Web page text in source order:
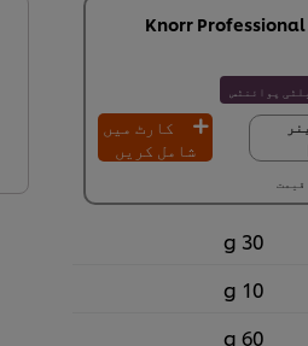
Knorr Professional
پوائنٹس
کارٹ میں
شامل کریں
30 g
10 g
60 g